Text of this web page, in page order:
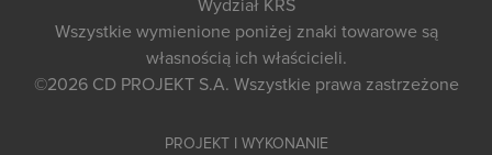
Wydział KRS
Wszystkie wymienione poniżej znaki towarowe są
własnością ich właścicieli.
©2026 CD PROJEKT S.A. Wszystkie prawa zastrzeżone
PROJEKT I WYKONANIE